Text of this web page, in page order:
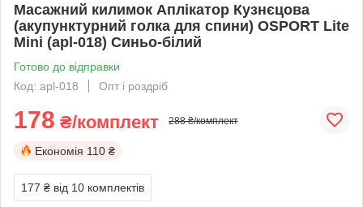
Масажний килимок Аплікатор Кузнєцова
(акупунктурний голка для спини) OSPORT Lite
Mini (apl-018) Синьо-білий
Готово до відправки
Код: apl-018
Опт і роздріб
178 ₴/комплект 288 ₴/комплект
Економія 110 ₴
177 ₴ від 10 комплектів